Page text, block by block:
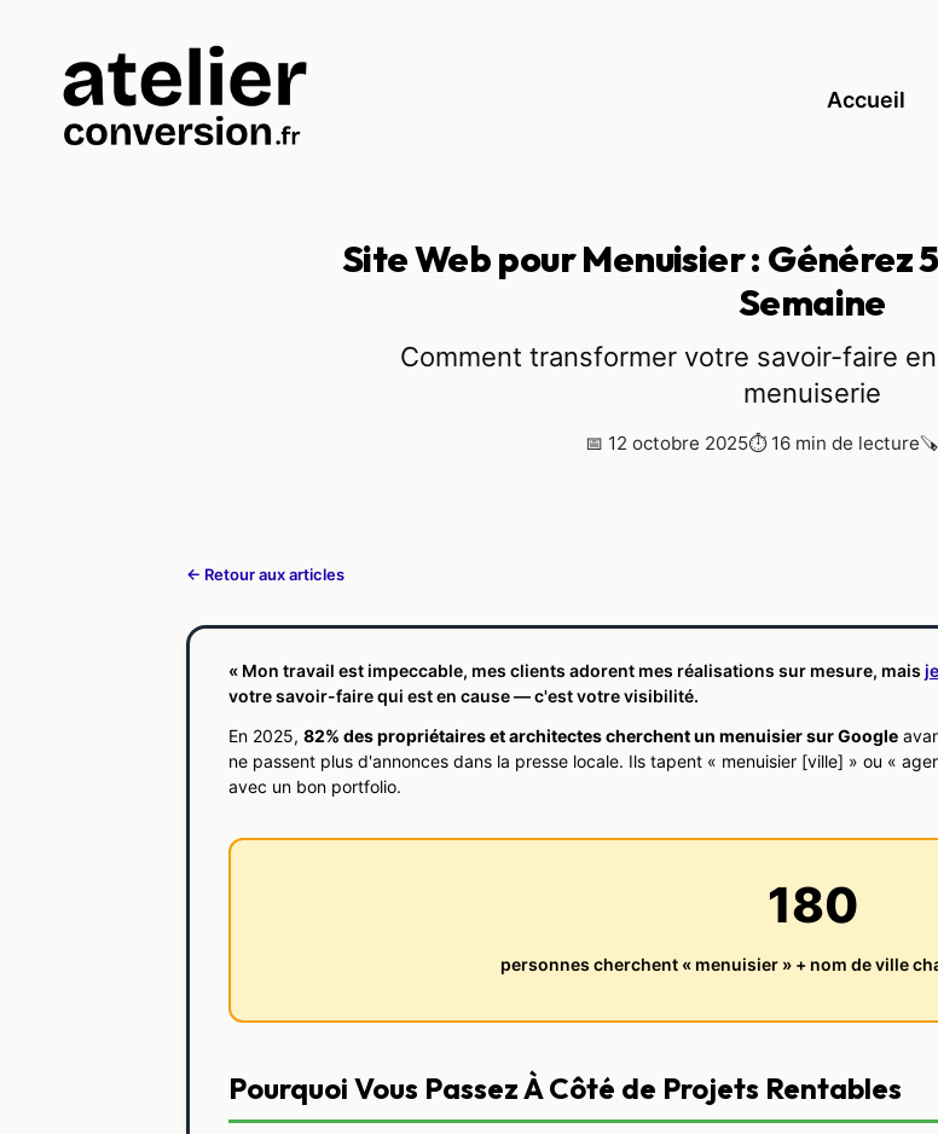
Accueil
Site Web pour Menuisier : Générez
Semaine
Comment transformer votre savoir-faire
menuiserie
📅 12 octobre 2025⏱ 16 min de lecture
← Retour aux articles
« Mon travail est impeccable, mes clients adorent mes réalisations sur mesure, mais
votre savoir-faire qui est en cause — c'est votre visibilité.
En 2025, 82% des propriétaires et architectes cherchent un menuisier sur Google
ne passent plus d'annonces dans la presse locale. Ils tapent « menuisier [ville] » ou «
avec un bon portfolio.
180
personnes cherchent « menuisier » + nom de ville
Pourquoi Vous Passez À Côté de Projets Rentables